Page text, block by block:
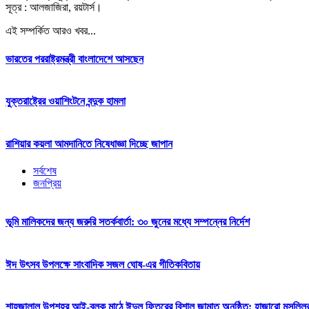
সূত্র : আলজাজিরা, রয়টার্স।
এই সম্পর্কিত আরও খবর...
ভারতের পররাষ্ট্রমন্ত্রী বাংলাদেশে আসছেন
যুক্তরাষ্ট্রের ওয়াশিংটনে বন্দুক হামলা
রাশিয়ার কয়লা আমদানিতে নিষেধাজ্ঞা দিচ্ছে জাপান
সর্বশেষ
জনপ্রিয়
ভূমি মালিকদের জন্য জরুরি সতর্কবার্তা: ৩০ জুনের মধ্যে সম্পন্নের নির্দেশ
ঈদ উৎসব উপলক্ষে সাংবাদিক সজল ঘোষ-এর গীতিকবিতায়